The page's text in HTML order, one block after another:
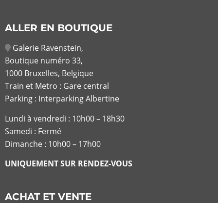
ALLER EN BOUTIQUE
Galerie Ravenstein,
Boutique numéro 33,
1000 Bruxelles, Belgique
Train et Metro : Gare central
Parking : Interparking Albertine
Lundi à vendredi : 10h00 – 18h30
Samedi : Fermé
Dimanche : 10h00 – 17h00
UNIQUEMENT SUR RENDEZ-VOUS
ACHAT ET VENTE